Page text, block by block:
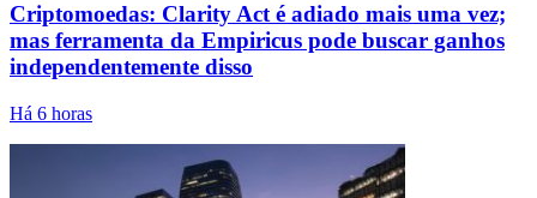
Criptomoedas: Clarity Act é adiado mais uma vez;
mas ferramenta da Empiricus pode buscar ganhos
independentemente disso
Há 6 horas